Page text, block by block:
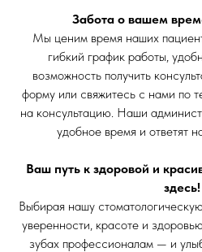
Забота о вашем
Мы ценим время наших
гибкий график работы,
возможность получить
форму или свяжитесь с нами по
на консультацию. Наши
удобное время и ответят
Ваш путь к здоровой и
здесь!
Выбирая нашу
уверенности, красоте и
зубах профессионалам — и